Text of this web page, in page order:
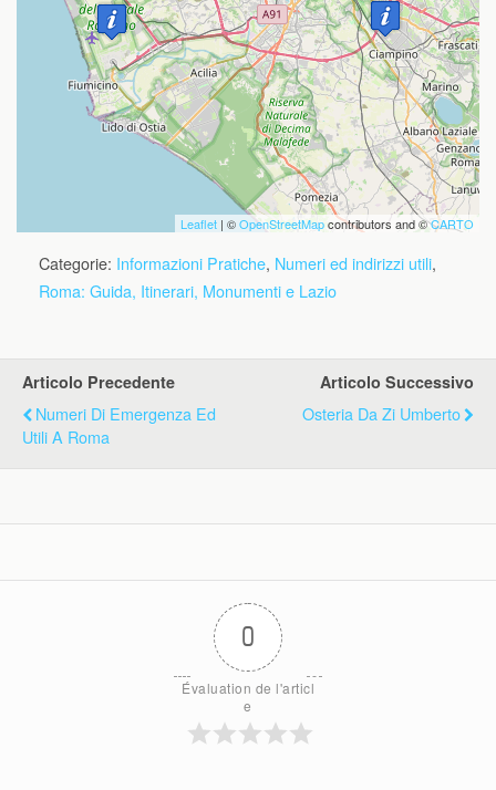
missing.
Leaflet | ©OpenStreetMapcontributors and ©CARTO
Categorie: Informazioni Pratiche, Numeri ed indirizzi utili,
Roma: Guida, Itinerari, Monumenti e Lazio
Articolo Precedente
Numeri Di Emergenza Ed
Utili A Roma
Articolo Successivo
Osteria Da Zi Umberto
0
Évaluation de l'articl
e